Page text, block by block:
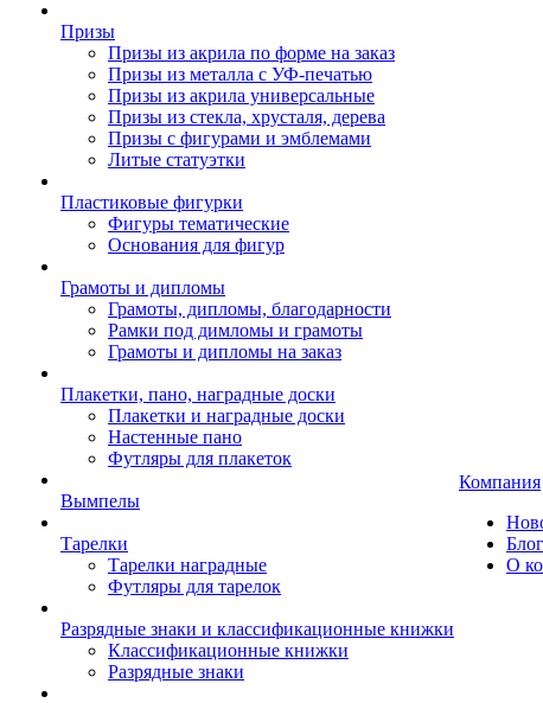
Призы
Призы из акрила по форме на заказ
Призы из металла с УФ-печатью
Призы из акрила универсальные
Призы из стекла, хрусталя, дерева
Призы с фигурами и эмблемами
Литые статуэтки
Пластиковые фигурки
Фигуры тематические
Основания для фигур
Грамоты и дипломы
Грамоты, дипломы, благодарности
Рамки под димломы и грамоты
Грамоты и дипломы на заказ
Плакетки, пано, наградные доски
Плакетки и наградные доски
Настенные пано
Футляры для плакеток
Вымпелы
Тарелки
Тарелки наградные
Футляры для тарелок
Разрядные знаки и классификационные книжки
Классификационные книжки
Разрядные знаки
Компания
Блог
О